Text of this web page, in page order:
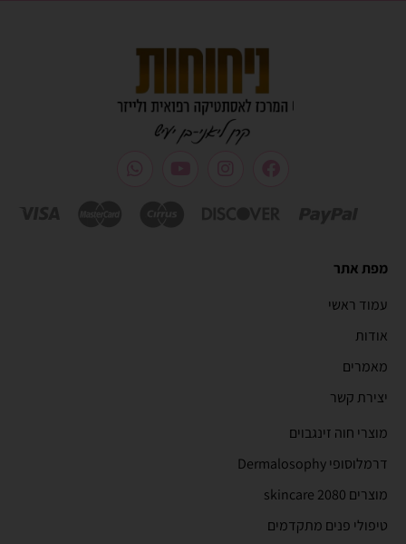
מפת אתר
עמוד ראשי
אודות
מאמרים
יצירת קשר
מוצרי חוה זינגבוים
דרמלוסופי Dermalosophy
מוצרים 2080 skincare
טיפולי פנים מתקדמים